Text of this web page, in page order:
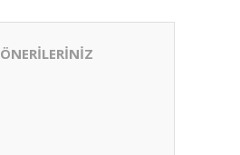
ÖNERİLERİNİZ